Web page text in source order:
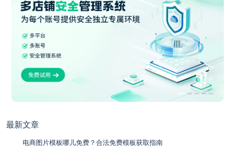
最新文章
电商图片模板哪儿免费？合法免费模板获取指南